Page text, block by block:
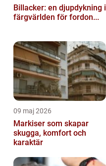
Billacker: en djupdykning i
färgvärlden för fordon...
09 maj 2026
Markiser som skapar
skugga, komfort och
karaktär